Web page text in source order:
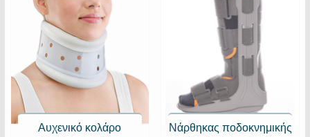
Αυχενικό κολάρο
Νάρθηκας ποδοκνημικής